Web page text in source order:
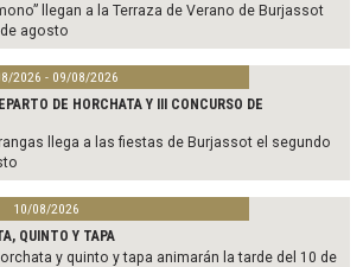
llegan a la Terraza de Verano de Burjassot
agosto
2026 - 09/08/2026
DE HORCHATA Y III CONCURSO DE
llega a las fiestas de Burjassot el segundo
10/08/2026
QUINTO Y TAPA
y quinto y tapa animarán la tarde del 10 de